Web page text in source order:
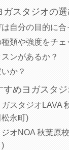
ガスタジオの
自分の目的に合
類や強度をチェ
ンがあるか？
か？
すめヨガスタジ
スタジオLAVA
永町)
オNOA 秋葉原
)